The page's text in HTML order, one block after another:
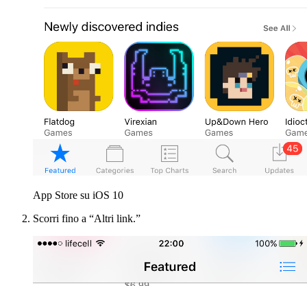
App Store su iOS 10
Scorri fino a “Altri link.”